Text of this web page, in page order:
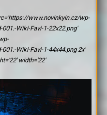
www.novinkyin.cz/wp-
Wiki-Favi-1-22x22.png'
Wiki-Favi-1-44x44.png 2x'
width='22'